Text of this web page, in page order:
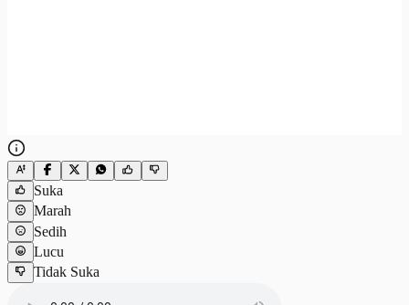
Suka
Marah
Sedih
Lucu
Tidak Suka